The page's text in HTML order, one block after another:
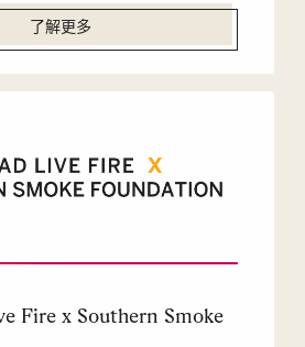
了解更多
Fire x Southern Smoke